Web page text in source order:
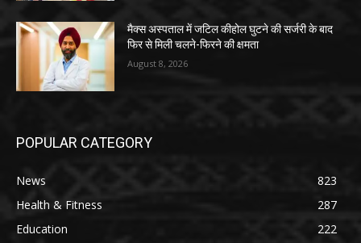
मैक्स अस्पताल में जटिल कीहोल घुटने की सर्जरी के बाद
फिर से मिली चलने-फिरने की क्षमता
August 8, 2026
POPULAR CATEGORY
News
823
Health & Fitness
287
Education
222